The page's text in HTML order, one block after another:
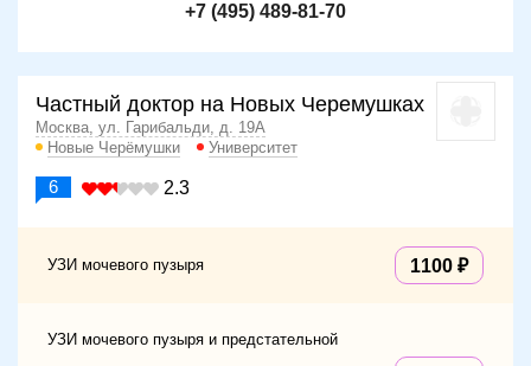
+7 (495) 489-81-70
Частный доктор на Новых Черемушках
Москва, ул. Гарибальди, д. 19А
Новые Черёмушки
Университет
6 2.3
УЗИ мочевого пузыря 1100
УЗИ мочевого пузыря и предстательной